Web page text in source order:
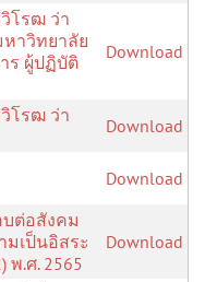
โรฒ ว่า
าวิทยาลัย
ร ผู้ปฏิบัติ
Download
โรฒ ว่า
Download
Download
ต่อสังคม
เป็นอิสระ
.ศ. 2565
Download